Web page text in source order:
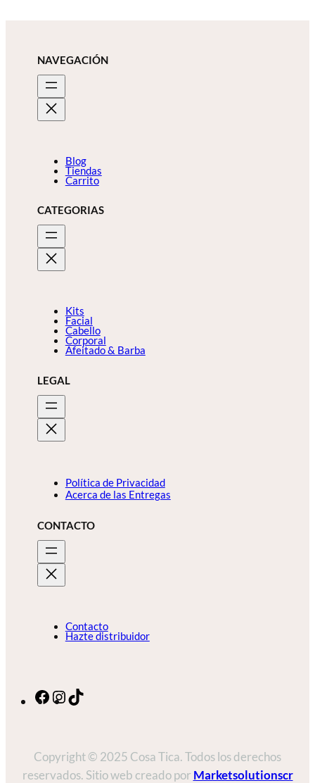
NAVEGACIÓN
Blog
Tiendas
Carrito
CATEGORIAS
Kits
Facial
Cabello
Corporal
Afeitado & Barba
LEGAL
Política de Privacidad
Acerca de las Entregas
CONTACTO
Contacto
Hazte distribuidor
Facebook
Instagram
Copyright © 2025 Cosa Tica. Todos los derechos
reservados. Sitio web creado por Marketsolutionscr